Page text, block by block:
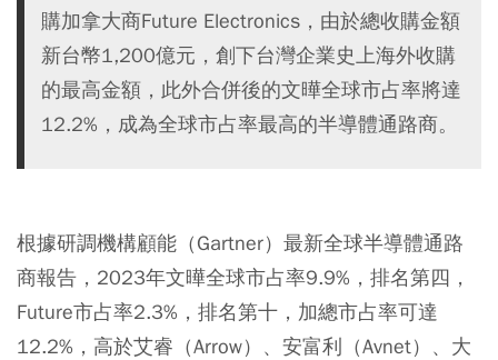
購加拿大商Future Electronics，由於總收購金額
新台幣1,200億元，創下台灣企業史上海外收購
的最高金額，此外合併後的文曄全球市占率將達
12.2%，成為全球市占率最高的半導體通路商。
根據研調機構顧能（Gartner）最新全球半導體通路
商報告，2023年文曄全球市占率9.9%，排名第四，
Future市占率2.3%，排名第十，加總市占率可達
12.2%，高於艾睿（Arrow）、安富利（Avnet）、大